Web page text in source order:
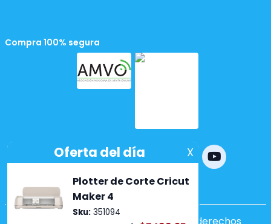
Compra 100% segura
Powered bynopCommerce